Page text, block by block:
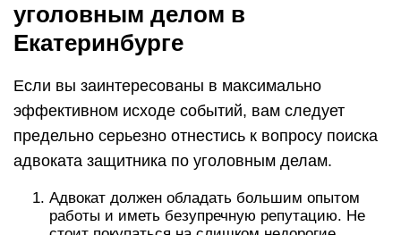
уголовным делом в
Екатеринбурге
Если вы заинтересованы в максимально
эффективном исходе событий, вам следует
предельно серьезно отнестись к вопросу поиска
адвоката защитника по уголовным делам.
Адвокат должен обладать большим опытом
работы и иметь безупречную репутацию. Не